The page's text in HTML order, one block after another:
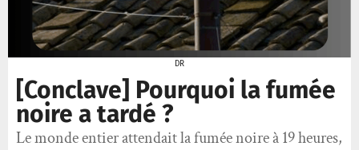
DR
[Conclave] Pourquoi la fumée
noire a tardé ?
Le monde entier attendait la fumée noire à 19 heures,